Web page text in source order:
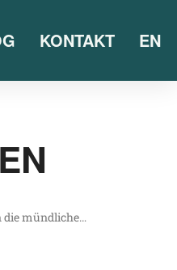
KONTAKT EN
die mündliche…